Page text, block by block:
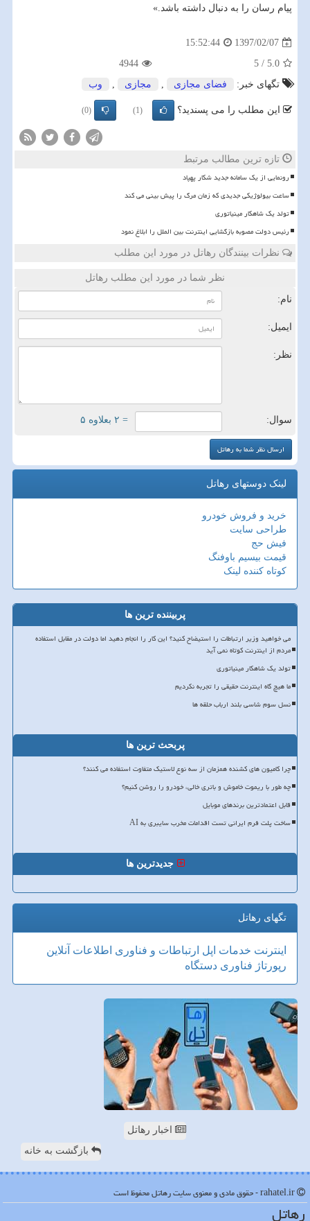
پیام رسان را به دنبال داشته باشد.»
1397/02/07
15:52:44
5.0
/
5
4944
تگهای خبر:
فضای مجازی , مجازی , وب
این مطلب را می پسندید؟ (1)
(0)
تازه ترین مطالب مرتبط
رونمایی از یک سامانه جدید شکار پهپاد
ساعت بیولوژیکی جدیدی که زمان مرگ را پیش بینی می کند
تولد یک شاهکار مینیاتوری
رئیس دولت مصوبه بازگشایی اینترنت بین الملل را ابلاغ نمود
نظرات بینندگان رهاتل در مورد این مطلب
نظر شما در مورد این مطلب رهاتل
نام:
ایمیل:
نظر:
سوال: = ۲ بعلاوه ۵
لینک دوستهای رهاتل
خرید و فروش خودرو
طراحی سایت
فیش حج
قیمت بیسیم باوفنگ
کوتاه کننده لینک
پربیننده ترین ها
می خواهید وزیر ارتباطات را استیضاح کنید؟ این کار را انجام دهید اما دولت در مقابل استفاده
مردم از اینترنت کوتاه نمی آید
تولد یک شاهکار مینیاتوری
ما هیچ گاه اینترنت حقیقی را تجربه نکردیم
نسل سوم شاسی بلند ارباب حلقه ها
پربحث ترین ها
چرا کامیون های کشنده همزمان از سه نوع لاستیک متفاوت استفاده می کنند؟
چه طور با ریموت خاموش و باتری خالی، خودرو را روشن کنیم؟
قابل اعتمادترین برندهای موبایل
ساخت پلت فرم ایرانی تست اقدامات مخرب سایبری به AI
جدیدترین ها
تگهای رهاتل
اینترنت خدمات اپل ارتباطات و فناوری اطلاعات آنلاین
رپورتاژ فناوری دستگاه
اخبار رهاتل
بازگشت به خانه
رهاتل